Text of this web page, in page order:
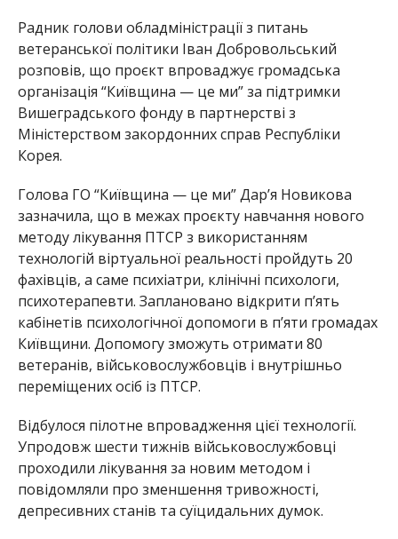
Радник голови обладміністрації з питань
ветеранської політики Іван Добровольський
розповів, що проєкт впроваджує громадська
організація “Київщина — це ми” за підтримки
Вишеградського фонду в партнерстві з
Міністерством закордонних справ Республіки
Корея.
Голова ГО “Київщина — це ми” Дар’я Новикова
зазначила, що в межах проєкту навчання нового
методу лікування ПТСР з використанням
технологій віртуальної реальності пройдуть 20
фахівців, а саме психіатри, клінічні психологи,
психотерапевти. Заплановано відкрити п’ять
кабінетів психологічної допомоги в п’яти громадах
Київщини. Допомогу зможуть отримати 80
ветеранів, військовослужбовців і внутрішньо
переміщених осіб із ПТСР.
Відбулося пілотне впровадження цієї технології.
Упродовж шести тижнів військовослужбовці
проходили лікування за новим методом і
повідомляли про зменшення тривожності,
депресивних станів та суїцидальних думок.